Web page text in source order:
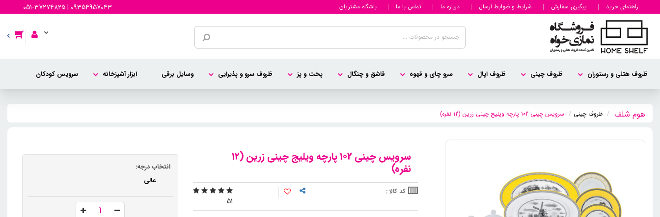
راهنمای خرید پیگیری سفارش شرایط و ضوابط ارسال درباره ما تماس با ما باشگاه مشتریان 051-37274825 | 09354957043
ظروف هتلی و رستوران ظروف چینی ظروف اپال سرو چای و قهوه قاشق و چنگال پخت و پز ظروف سرو و پذیرایی وسایل برقی ابزار آشپزخانه سرویس کودکان
ظروف چینی سرویس چینی 102 پارچه ویلیج چینی زرین (12 نفره)
سرویس چینی 102 پارچه ویلیج چینی زرین (12
نفره)
کد کالا :
51
انتخاب درجه:
عالی